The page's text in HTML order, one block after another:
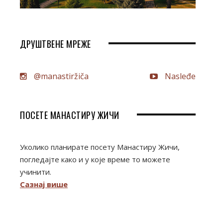
ДРУШТВЕНЕ МРЕЖЕ
@manastiržiča Nasleđe
ПОСЕТЕ МАНАСТИРУ ЖИЧИ
Уколико планирате посету Манастиру Жичи,
погледајте како и у које време то можете
учинити.
Сазнај више